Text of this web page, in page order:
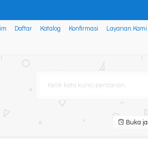
HUTAN
Daftar Katalog Konfirmasi Layanan Kami
Buka